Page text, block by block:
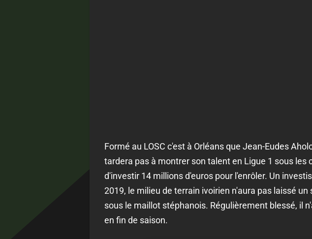
Formé au LOSC c'est à Orléans que Jean-Eudes
tardera pas à montrer son talent en Ligue 1 sous
d'investir 14 millions d'euros pour l'enrôler. Un
2019, le milieu de terrain ivoirien n'aura pas laissé
sous le maillot stéphanois. Régulièrement blessé, il
en fin de saison.